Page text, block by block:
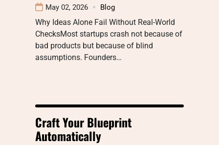
May 02, 2026 Blog
Why Ideas Alone Fail Without Real-World
ChecksMost startups crash not because of
bad products but because of blind
assumptions. Founders…
Craft Your Blueprint
Automatically